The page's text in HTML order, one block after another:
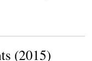
(2015)